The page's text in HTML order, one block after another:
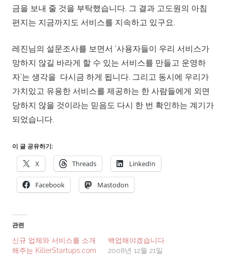
금을 보내 줄 것을 부탁했습니다. 그 결과 고도원의 아침
편지는 지금까지도 서비스를 지속하고 있구요.
레진님의 설문조사를 보면서 ‘사용자들이 우리 서비스가
망하지 않길 바라게 할 수 있는 서비스를 만들고 운영하
자’는 생각을 다시금 하게 됩니다. 그리고 동시에 우리가
가치있고 유용한 서비스를 제공하는 한 사람들에게 외면
당하지 않을 것이라는 믿음도 다시 한 번 확인하는 계기가
되었습니다.
이 글 공유하기:
X Threads LinkedIn
Facebook Mastodon
관련
신규 업체와 서비스를 소개
해주는 KillerStartups.com
백업해야겠습니다
2008년 12월 21일